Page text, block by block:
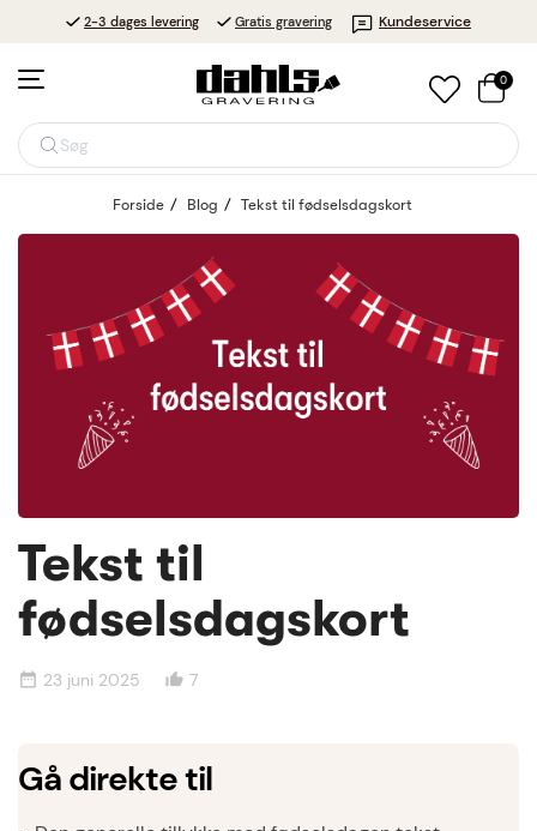
2-3 dages levering Gratis gravering Kundeservice
Søg
0
Forside Blog Tekst til fødselsdagskort
Tekst til
fødselsdagskort
date_range 23 juni 2025 thumb_up_alt 7
Gå direkte til